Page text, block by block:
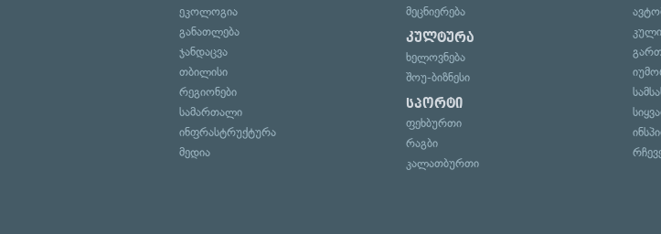
ეკოლოგია
განათლება
ჯანდაცვა
თბილისი
რეგიონები
სამართალი
ინფრასტრუქტურა
მედია
მეცნიერება
კულტურა
ხელოვნება
შოუ-ბიზნესი
სპორტი
ფეხბურთი
რაგბი
კალათბურთი